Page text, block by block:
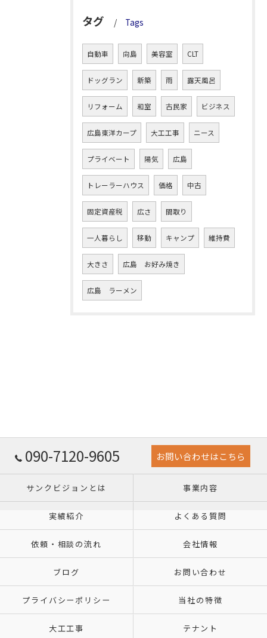
タグ Tags
自動車 向島 美容室 CLT
ドッグラン 新築 雨 露天風呂
リフォーム 和室 古民家 ビジネス
広島東洋カープ 大工工事 ニース
プライベート 陽気 広島
トレーラーハウス 価格 中古
固定資産税 広さ 間取り
一人暮らし 移動 キャンプ 維持費
大きさ 広島 お好み焼き
広島 ラーメン
090-7120-9605 お問い合わせはこちら
サンクビジョンとは 事業内容
実績紹介 よくある質問
依頼・相談の流れ 会社情報
ブログ お問い合わせ
プライバシーポリシー 当社の特徴
大工工事 テナント